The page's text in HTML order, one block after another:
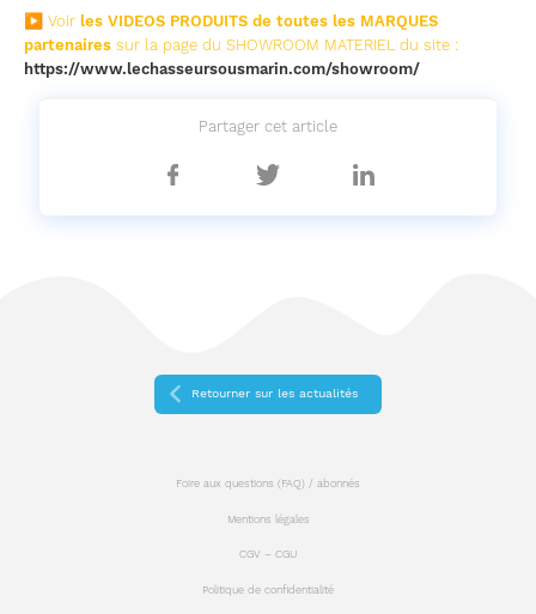
▶ Voir les VIDEOS PRODUITS de toutes les MARQUES
partenaires sur la page du SHOWROOM MATERIEL du site :
https://www.lechasseursousmarin.com/showroom/
Partager cet article
Partager
Partager
Partager
sur
Retourner sur les actualités
Foire aux questions (FAQ) / abonnés
Mentions légales
CGV – CGU
Politique de confidentialité